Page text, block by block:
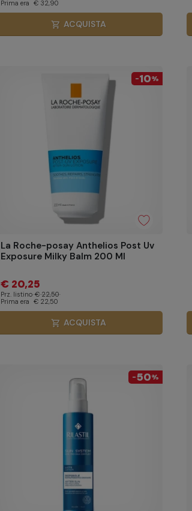
Prima era € 32,90
shopping_cart ACQUISTA
-10%
La Roche-posay Anthelios Post Uv
Exposure Milky Balm 200 Ml
€ 20,25
Prz. listino € 22,50
Prima era € 22,50
shopping_cart ACQUISTA
-50%